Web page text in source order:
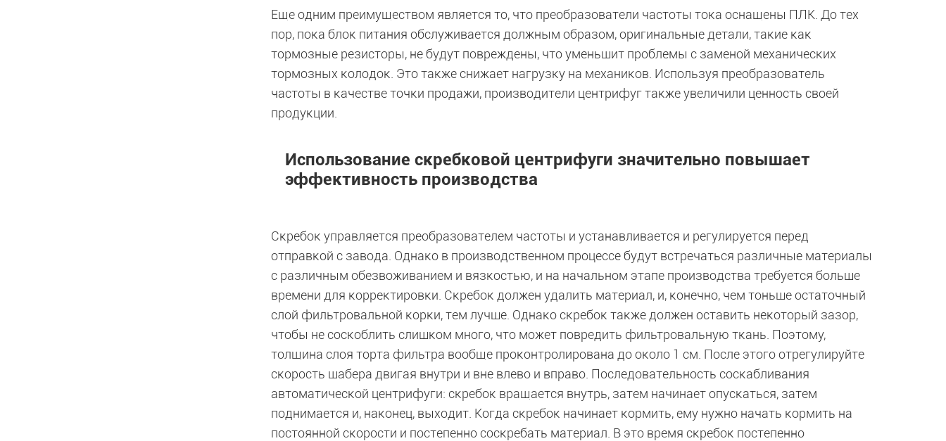
Еще одним преимуществом является то, что преобразователи частоты тока оснащены ПЛК. До тех
пор, пока блок питания обслуживается должным образом, оригинальные детали, такие как
тормозные резисторы, не будут повреждены, что уменьшит проблемы с заменой механических
тормозных колодок. Это также снижает нагрузку на механиков. Используя преобразователь
частоты в качестве точки продажи, производители центрифуг также увеличили ценность своей
продукции.
Использование скребковой центрифуги значительно повышает
эффективность производства
Скребок управляется преобразователем частоты и устанавливается и регулируется перед
отправкой с завода. Однако в производственном процессе будут встречаться различные материалы
с различным обезвоживанием и вязкостью, и на начальном этапе производства требуется больше
времени для корректировки. Скребок должен удалить материал, и, конечно, чем тоньше остаточный
слой фильтровальной корки, тем лучше. Однако скребок также должен оставить некоторый зазор,
чтобы не соскоблить слишком много, что может повредить фильтровальную ткань. Поэтому,
толщина слоя торта фильтра вообще проконтролирована до около 1 см. После этого отрегулируйте
скорость шабера двигая внутри и вне влево и вправо. Последовательность соскабливания
автоматической центрифуги: скребок вращается внутрь, затем начинает опускаться, затем
поднимается и, наконец, выходит. Когда скребок начинает кормить, ему нужно начать кормить на
постоянной скорости и постепенно соскребать материал. В это время скребок постепенно